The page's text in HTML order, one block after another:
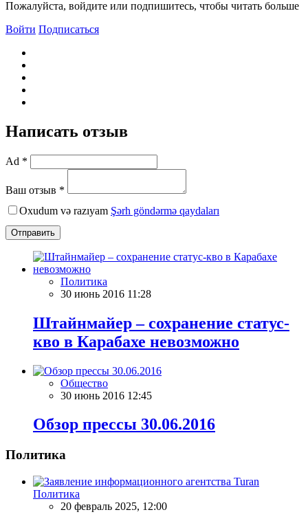
Пожалуйста, войдите или подпишитесь, чтобы читать больше
Войти Подписаться
Написать отзыв
Ad *
Ваш отзыв *
Oxudum və razıyam Şərh göndərmə qaydaları
Отправить
Политика
30 июнь 2016 11:28
Штайнмайер – сохранение статус-
кво в Карабахе невозможно
Общество
30 июнь 2016 12:45
Обзор прессы 30.06.2016
Политика
Политика
20 февраль 2025, 12:00